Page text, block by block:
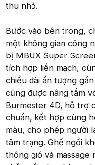
thu nhỏ.
Bước vào bên trong,
một không gian công
bị MBUX Super
tích hợp liền mạch,
chiều dài ấn tượng
cũng được nâng tầm
Burmester 4D, hỗ trợ
chuẩn, kết hợp cùng
màu, cho phép người
tâm trạng. Ghế ngồi
thông gió và